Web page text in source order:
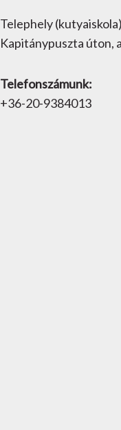
Telephely
Kapitánypuszta úton,
Telefonszámunk:
+36-20-9384013